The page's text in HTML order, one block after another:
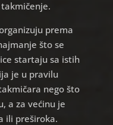
prema
što se
startaju sa istih
je u pravilu
nego što
a za većinu je
ili preširoka.